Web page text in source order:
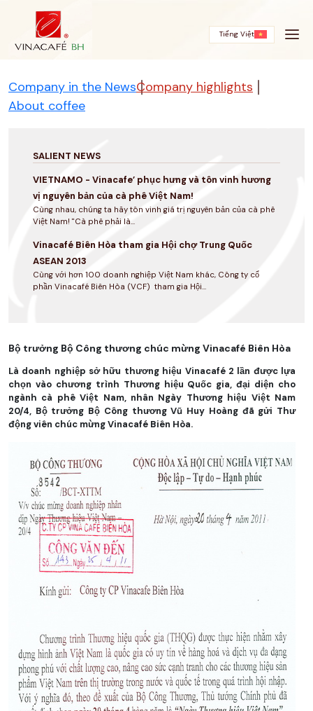
Tiếng Việt
Company in the NewsCompany highlights
About coffee
SALIENT NEWS
VIETNAMO - Vinacafe’ phục hưng và tôn vinh hương
vị nguyên bản của cà phê Việt Nam!
Cùng nhau, chúng ta hãy tôn vinh giá trị nguyên bản của cà phê
Việt Nam! "Cà phê phải là...
Vinacafé Biên Hòa tham gia Hội chợ Trung Quốc
ASEAN 2013
Cùng với hơn 100 doanh nghiệp Việt Nam khác, Công ty cổ
phần Vinacafé Biên Hòa (VCF) tham gia Hội...
Bộ trưởng Bộ Công thương chúc mừng Vinacafé Biên Hòa
Là doanh nghiệp sở hữu thương hiệu Vinacafé 2 lần được lựa
chọn vào chương trình Thương hiệu Quốc gia, đại diện cho
ngành cà phê Việt Nam, nhân Ngày Thương hiệu Việt Nam
20/4, Bộ trưởng Bộ Công thương Vũ Huy Hoàng đã gửi Thư
động viên chúc mừngVinacafé Biên Hòa.